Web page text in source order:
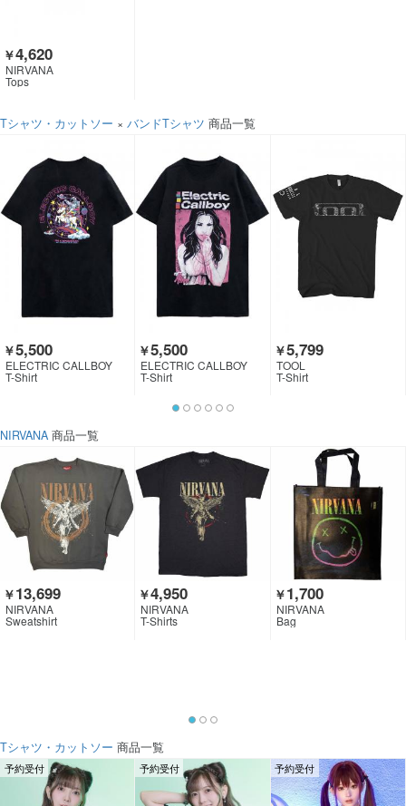
￥4,620
NIRVANA
Tops
Tシャツ・カットソー × バンドTシャツ 商品一覧
￥5,500
ELECTRIC CALLBOY
T-Shirt
￥5,500
ELECTRIC CALLBOY
T-Shirt
￥5,799
TOOL
T-Shirt
NIRVANA 商品一覧
￥13,699
NIRVANA
Sweatshirt
￥4,950
NIRVANA
T-Shirts
￥1,700
NIRVANA
Bag
Tシャツ・カットソー 商品一覧
予約受付 予約受付 予約受付